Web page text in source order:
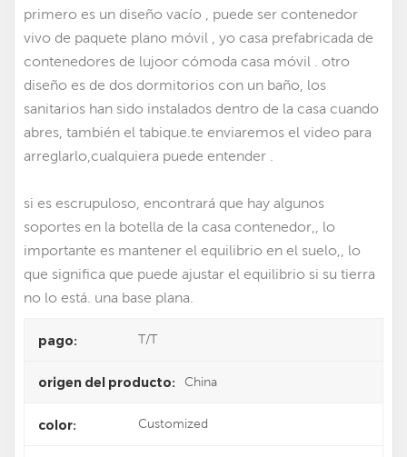
primero es un diseño vacío , puede ser contenedor
vivo de paquete plano móvil , yo casa prefabricada de
contenedores de lujoor cómoda casa móvil . otro
diseño es de dos dormitorios con un baño, los
sanitarios han sido instalados dentro de la casa cuando
abres, también el tabique.te enviaremos el video para
arreglarlo,cualquiera puede entender .
si es escrupuloso, encontrará que hay algunos
soportes en la botella de la casa contenedor,, lo
importante es mantener el equilibrio en el suelo,, lo
que significa que puede ajustar el equilibrio si su tierra
no lo está. una base plana.
pago: T/T
origen del producto: China
color: Customized